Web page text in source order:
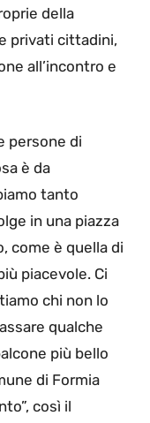
della
privati cittadini,
all’incontro e
persone di
è da
tanto
in una piazza
come è quella di
piacevole. Ci
chi non lo
qualche
più bello
di Formia
così il